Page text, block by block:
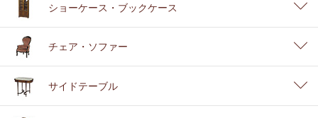
ショーケース・ブックケース
チェア・ソファー
サイドテーブル